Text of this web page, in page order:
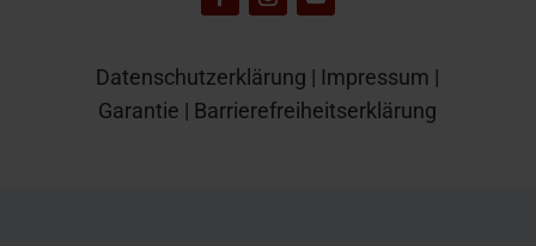
Datenschutzerklärung | Impressum |
Garantie | Barrierefreiheitserklärung